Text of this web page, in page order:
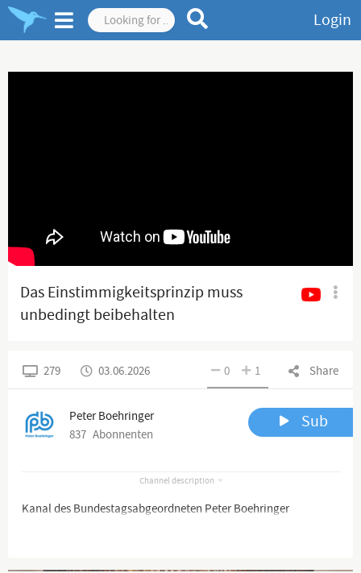
Login
Das Einstimmigkeitsprinzip muss
unbedingt beibehalten
#fürdich
Share
0 1
279 03.06.2026
Peter Boehringer
837 Abonnenten
Sub
Channel description
Kanal des Bundestagsabgeordneten Peter Boehringer